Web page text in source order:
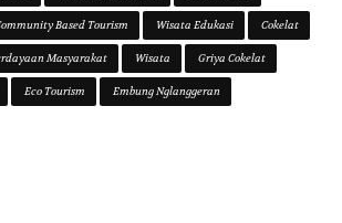
Based Tourism Wisata Edukasi Cokelat
Masyarakat Wisata Griya Cokelat
Eco Tourism Embung Nglanggeran